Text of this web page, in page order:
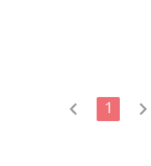
chevron_left 1 chevron_right